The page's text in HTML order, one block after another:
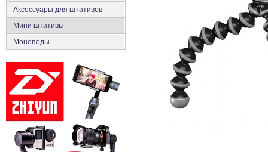
Аксеcсуары для штативов
Мини штативы
Моноподы